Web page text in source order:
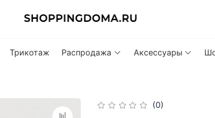
Трикотаж Распродажа Аксессуары
(0)